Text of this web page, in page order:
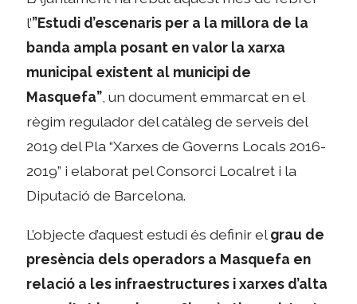
l’”Estudi d’escenaris per a la millora de la
banda ampla posant en valor la xarxa
municipal existent al municipi de
Masquefa”, un document emmarcat en el
règim regulador del catàleg de serveis del
2019 del Pla “Xarxes de Governs Locals 2016-
2019” i elaborat pel Consorci Localret i la
Diputació de Barcelona.
L’objecte d’aquest estudi és definir el grau de
presència dels operadors a Masquefa en
relació a les infraestructures i xarxes d’alta